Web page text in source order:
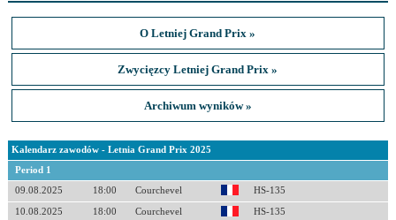
O Letniej Grand Prix »
Zwycięzcy Letniej Grand Prix »
Archiwum wyników »
Kalendarz zawodów - Letnia Grand Prix 2025
Period 1
09.08.2025 18:00 Courchevel HS-135
10.08.2025 18:00 Courchevel HS-135